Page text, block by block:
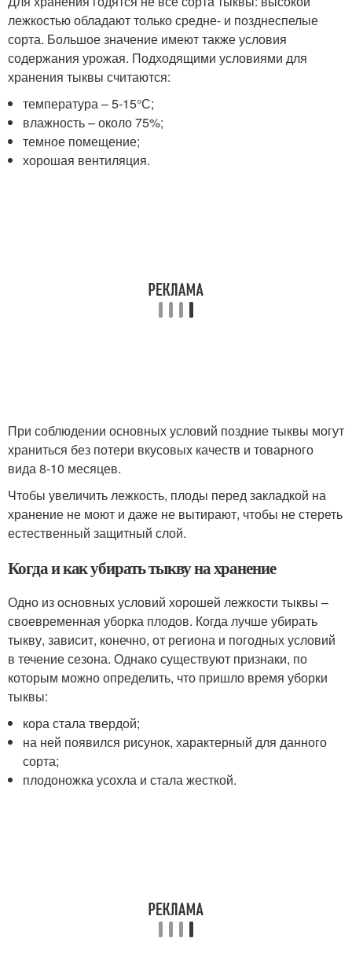
лежкостью обладают только средне- и позднеспелые
сорта. Большое значение имеют также условия
содержания урожая. Подходящими условиями для
хранения тыквы считаются:
температура – 5-15°С;
влажность – около 75%;
темное помещение;
хорошая вентиляция.
При соблюдении основных условий поздние тыквы могут
храниться без потери вкусовых качеств и товарного
вида 8-10 месяцев.
Чтобы увеличить лежкость, плоды перед закладкой на
хранение не моют и даже не вытирают, чтобы не стереть
естественный защитный слой.
Когда и как убирать тыкву на хранение
Одно из основных условий хорошей лежкости тыквы –
своевременная уборка плодов. Когда лучше убирать
тыкву, зависит, конечно, от региона и погодных условий
в течение сезона. Однако существуют признаки, по
которым можно определить, что пришло время уборки
тыквы:
кора стала твердой;
на ней появился рисунок, характерный для данного
сорта;
плодоножка усохла и стала жесткой.